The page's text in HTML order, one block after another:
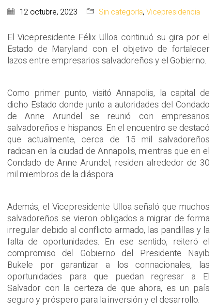
12 octubre, 2023 Sin categoría, Vicepresidencia
El Vicepresidente Félix Ulloa continuó su gira por el
Estado de Maryland con el objetivo de fortalecer
lazos entre empresarios salvadoreños y el Gobierno.
Como primer punto, visitó Annapolis, la capital de
dicho Estado donde junto a autoridades del Condado
de Anne Arundel se reunió con empresarios
salvadoreños e hispanos. En el encuentro se destacó
que actualmente, cerca de 15 mil salvadoreños
radican en la ciudad de Annapolis, mientras que en el
Condado de Anne Arundel, residen alrededor de 30
mil miembros de la diáspora.
Además, el Vicepresidente Ulloa señaló que muchos
salvadoreños se vieron obligados a migrar de forma
irregular debido al conflicto armado, las pandillas y la
falta de oportunidades. En ese sentido, reiteró el
compromiso del Gobierno del Presidente Nayib
Bukele por garantizar a los connacionales, las
oportunidades para que puedan regresar a El
Salvador con la certeza de que ahora, es un país
seguro y próspero para la inversión y el desarrollo.